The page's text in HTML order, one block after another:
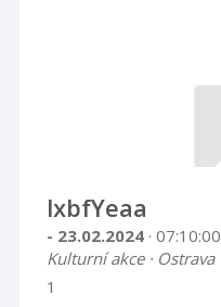
lxbfYeaa
- 23.02.2024 · 07:10:00
Kulturní akce · Ostrava
1